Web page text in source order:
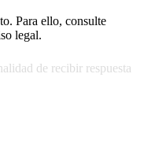
Para ello, consulte
legal.
de recibir respuesta